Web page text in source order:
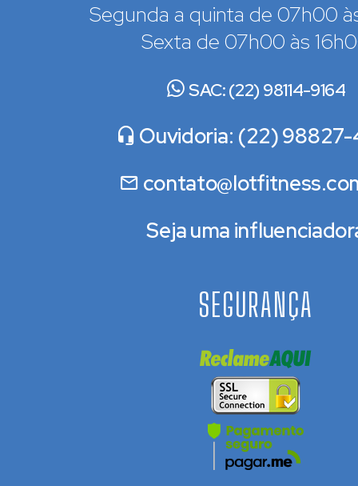
Segunda a quinta de 07h00
Sexta de 07h00 às
SAC: (22) 98114-9164
Ouvidoria: (22) 98827-
Seja uma
SEGURANÇA